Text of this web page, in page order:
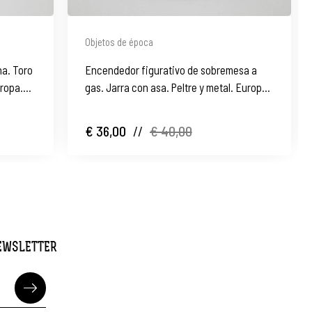
Toro
Objetos de época
Encendedor figurativo de sobremesa a
gas. Jarra con asa. Peltre y metal. Europa.
€ 36,00 // € 40,00